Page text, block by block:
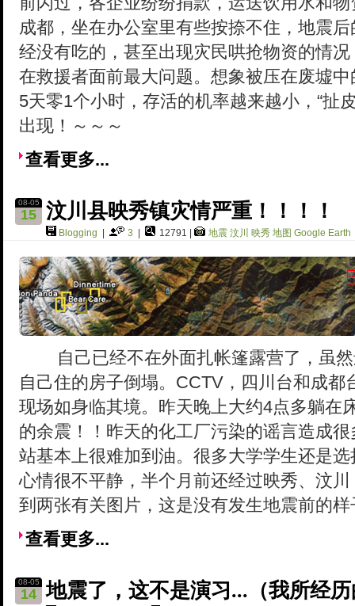
成都，坐在办公室里有些按捺不住，地震
经没有吃的，甚至出现灾民哄抢物资的情
在救援者面前最大问题。想象被压在废墟
5天零1个小时，存活的机率越来越小，“扯
出现！～～～
查看更多...
08-05
15 汶川县映秀镇灾情严重！！！！
Blogging 3 12791 | 地震 汶川 映秀 地图 Google Earth
自己已经不在外面扎帐篷露营了，虽然
自己住的房子倒塌。CCTV，四川台和成
现场如身临其境。昨天晚上大约4点多躺在
的余震！！昨天的化工厂污染的谣言造成
站基本上很难加到油。很多大学学生还是
心情很不平静，半个月前还经过映秀、汶
到两张有关图片，这是没有发生地震前的样
查看更多...
08-05
14 地震了，这不是演习...（我所经